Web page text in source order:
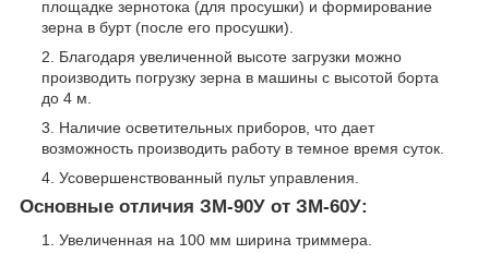
площадке зернотока (для просушки) и формирование
зерна в бурт (после его просушки).
Благодаря увеличенной высоте загрузки можно
производить погрузку зерна в машины с высотой борта
до 4 м.
Наличие осветительных приборов, что дает
возможность производить работу в темное время суток.
Усовершенствованный пульт управления.
Основные отличия ЗМ-90У от ЗМ-60У:
Увеличенная на 100 мм ширина триммера.